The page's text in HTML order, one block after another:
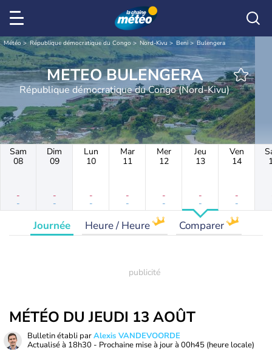
Météo République démocratique du Congo Nord-Kivu Beni Bulengera
METEO BULENGERA
République démocratique du Congo (Nord-Kivu)
Sam
08
-
-
Dim
09
-
-
Lun
10
-
-
Mar
11
-
-
Mer
12
-
-
Jeu
13
-
-
Ven
14
-
-
Journée Heure / Heure Comparer
MÉTÉO DU JEUDI 13 AOÛT
Bulletin établi parAlexis VANDEVOORDE
Actualisé à 18h30 - Prochaine mise à jour à 00h45 (heure locale)